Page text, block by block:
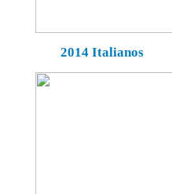
2014 Italianos